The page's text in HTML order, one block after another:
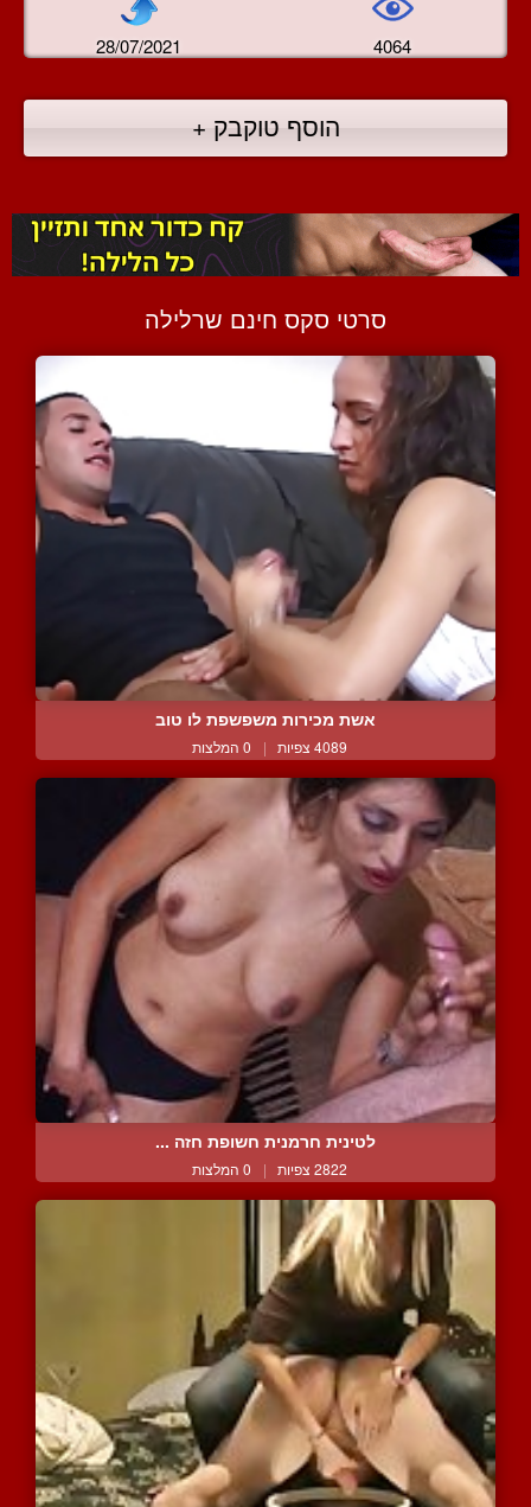
28/07/2021 4064
הוסף טוקבק +
סרטי סקס חינם שרלילה
אשת מכירות משפשפת לו טוב
4089 צפיות | 0 המלצות
לטינית חרמנית חשופת חזה ...
2822 צפיות | 0 המלצות